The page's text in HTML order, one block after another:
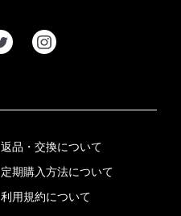
返品・交換について
定期購入方法について
利用規約について